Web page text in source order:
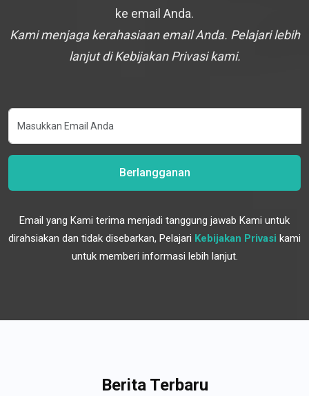
ke email Anda.
Kami menjaga kerahasiaan email Anda. Pelajari lebih
lanjut di Kebijakan Privasi kami.
Berlangganan
Email yang Kami terima menjadi tanggung jawab Kami untuk
dirahsiakan dan tidak disebarkan, Pelajari Kebijakan Privasi kami
untuk memberi informasi lebih lanjut.
Berita Terbaru